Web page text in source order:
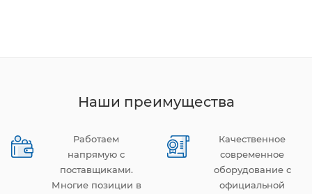
Наши преимущества
Работаем
напрямую с
поставщиками.
Многие позиции в
Качественное
современное
оборудование с
официальной